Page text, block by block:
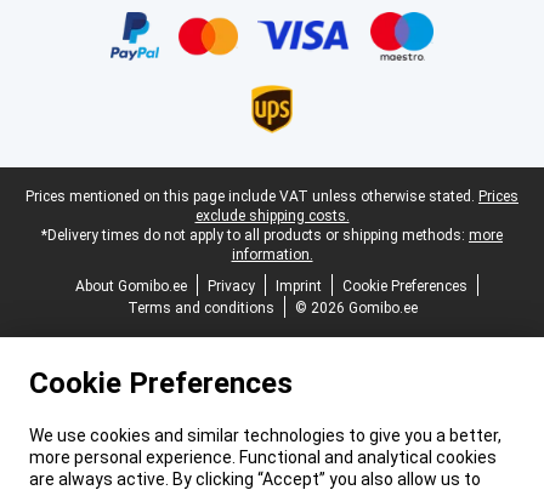
Legal footer
Prices mentioned on this page include VAT unless otherwise stated. Prices
exclude shipping costs.
*Delivery times do not apply to all products or shipping methods: more
information.
About Gomibo.ee
Privacy Imprint
Cookie Preferences
Terms and conditions
© 2026 Gomibo.ee
Cookie Preferences
We use cookies and similar technologies to give you a better,
more personal experience. Functional and analytical cookies
are always active. By clicking “Accept” you also allow us to